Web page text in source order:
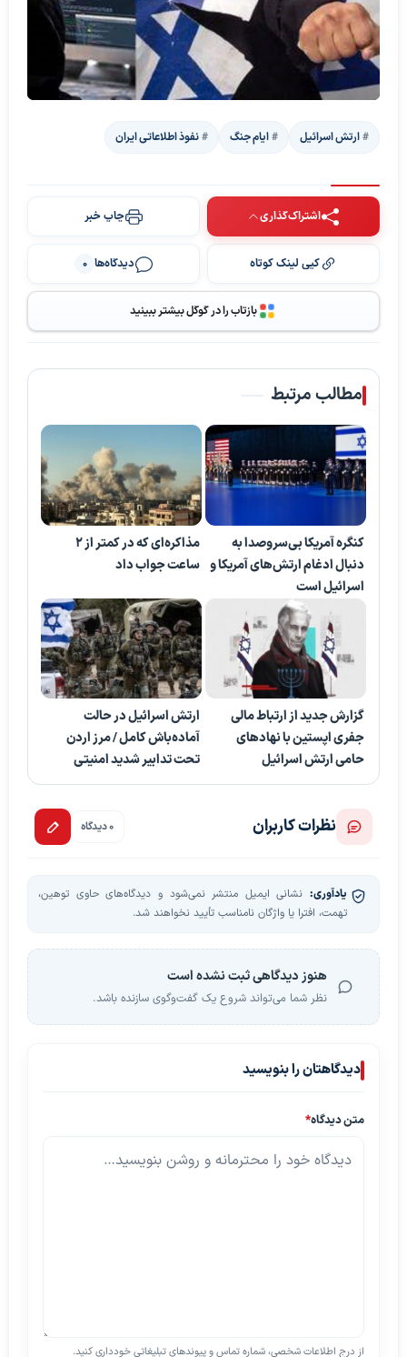
ارتش اسرائیل ایام جنگ نفوذ اطلاعاتی ایران
اشتراک‌گذاری چاپ خبر
کپی لینک کوتاه دیدگاه‌ها 0
بازتاب را در گوگل بیشتر ببینید
مطالب مرتبط
کنگره آمریکا بی‌سروصدا به
دنبال ادغام ارتش‌های آمریکا و
اسرائیل است
مذاکره‌ای که در کمتر از 2
ساعت جواب داد
گزارش جدید از ارتباط مالی
جفری اپستین با نهادهای
حامی ارتش اسرائیل
ارتش اسرائیل در حالت
آماده‌باش کامل / مرز اردن
تحت تدابیر شدید امنیتی
نظرات کاربران 0 دیدگاه
یادآوری: نشانی ایمیل منتشر نمی‌شود و دیدگاه‌های حاوی توهین،
تهمت، افترا یا واژگان نامناسب تأیید نخواهند شد.
هنوز دیدگاهی ثبت نشده است
نظر شما می‌تواند شروع یک گفت‌وگوی سازنده باشد.
دیدگاهتان را بنویسید
متن دیدگاه*
از درج اطلاعات شخصی، شماره تماس و پیوندهای تبلیغاتی خودداری کنید.